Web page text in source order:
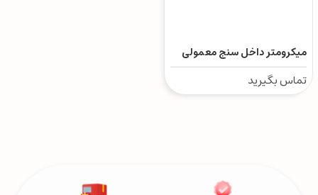
میکرومتر داخل سنج معمولی
آکاد
تماس بگیرید